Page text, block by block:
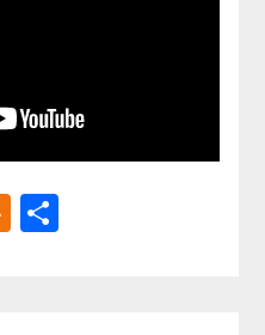
Odnoklassniki
Отправить